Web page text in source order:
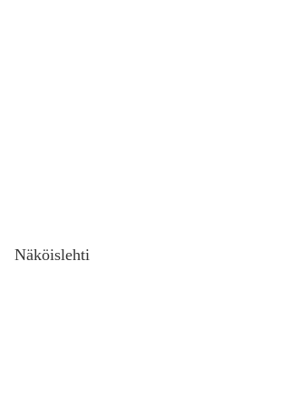
Näköislehti